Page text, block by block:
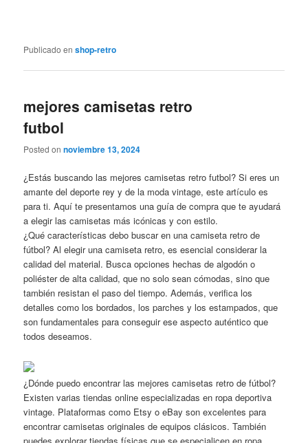
Publicado en shop-retro
mejores camisetas retro
futbol
Posted onnoviembre 13, 2024
¿Estás buscando las mejores camisetas retro futbol? Si eres un
amante del deporte rey y de la moda vintage, este artículo es
para ti. Aquí te presentamos una guía de compra que te ayudará
a elegir las camisetas más icónicas y con estilo.
¿Qué características debo buscar en una camiseta retro de
fútbol? Al elegir una camiseta retro, es esencial considerar la
calidad del material. Busca opciones hechas de algodón o
poliéster de alta calidad, que no solo sean cómodas, sino que
también resistan el paso del tiempo. Además, verifica los
detalles como los bordados, los parches y los estampados, que
son fundamentales para conseguir ese aspecto auténtico que
todos deseamos.
¿Dónde puedo encontrar las mejores camisetas retro de fútbol?
Existen varias tiendas online especializadas en ropa deportiva
vintage. Plataformas como Etsy o eBay son excelentes para
encontrar camisetas originales de equipos clásicos. También